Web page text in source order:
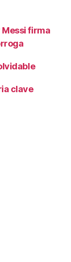
Messi firma
clave